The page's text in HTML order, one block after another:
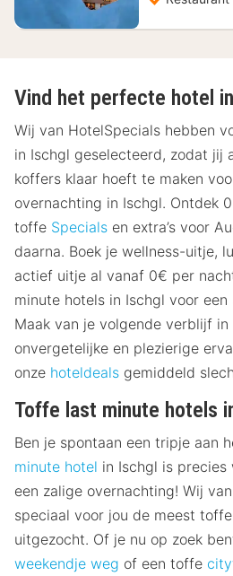
Vind het perfecte hotel
Wij van HotelSpecials hebben
in Ischgl geselecteerd, zodat jij
koffers klaar hoeft te maken
overnachting in Ischgl. Ontdek
toffe Specials en extra’s voor
daarna. Boek je wellness-uitje,
actief uitje al vanaf 0€ per
minute hotels in Ischgl voor
Maak van je volgende verblijf
onvergetelijke en plezierige
onze hoteldeals gemiddeld
Toffe last minute hotels
Ben je spontaan een tripje aan
minute hotel in Ischgl is
een zalige overnachting! Wij
speciaal voor jou de meest
uitgezocht. Of je nu op zoek
weekendje weg of een toffe